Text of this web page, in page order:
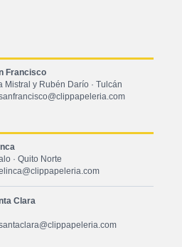
Francisco
Mistral y Rubén Darío · Tulcán
· Quito Norte
Clara